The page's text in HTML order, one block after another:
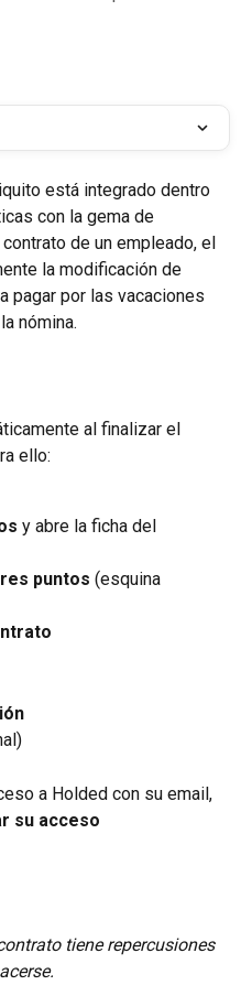
está integrado dentro
con la gema de
de un empleado, el
la modificación de
pagar por las vacaciones
nómina.
al finalizar el
ello:
y abre la ficha del
puntos (esquina
a Holded con su email,
su acceso
tiene repercusiones